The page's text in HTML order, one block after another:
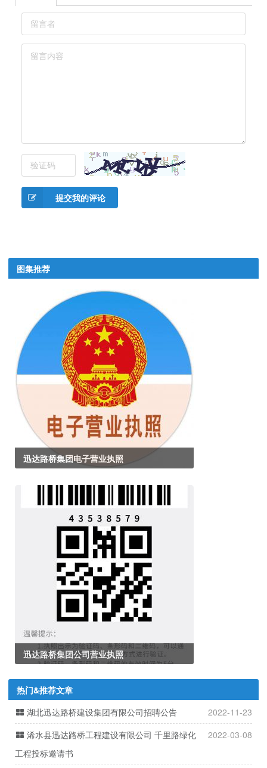
提交我的评论
图集推荐
迅达路桥集团电子营业执照
迅达路桥集团公司营业执照
热门&推荐文章
2022-11-23
湖北迅达路桥建设集团有限公司招聘公告
2022-03-08
浠水县迅达路桥工程建设有限公司 千里路绿化
工程投标邀请书